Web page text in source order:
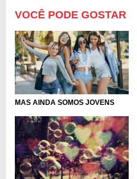
VOCÊ PODE GOSTAR
MAS AINDA SOMOS JOVENS